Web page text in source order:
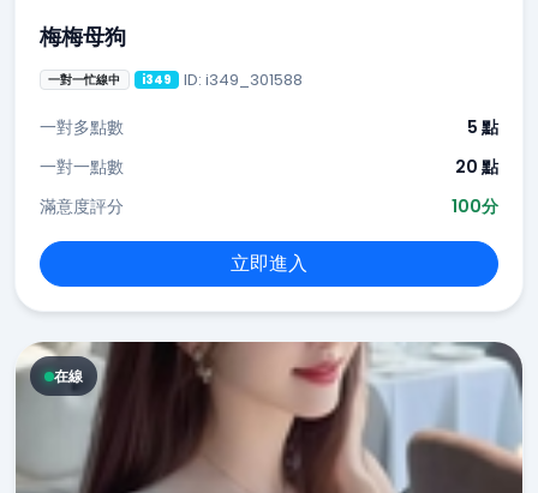
梅梅母狗
一對一忙線中 i349 ID: i349_301588
一對多點數
5 點
一對一點數
20 點
滿意度評分
100分
立即進入
在線